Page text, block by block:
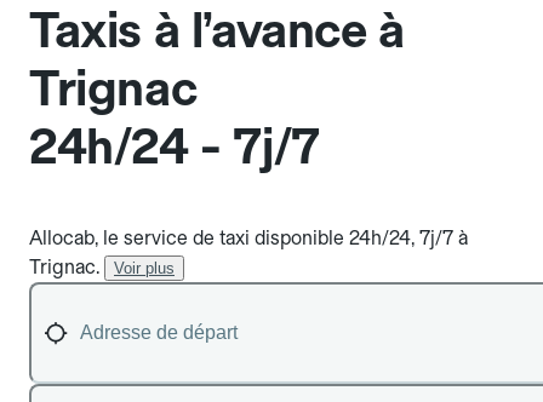
Taxis à l’avance à
Trignac
24h/24 - 7j/7
Allocab, le service de taxi disponible 24h/24, 7j/7 à
Trignac.
Voir plus